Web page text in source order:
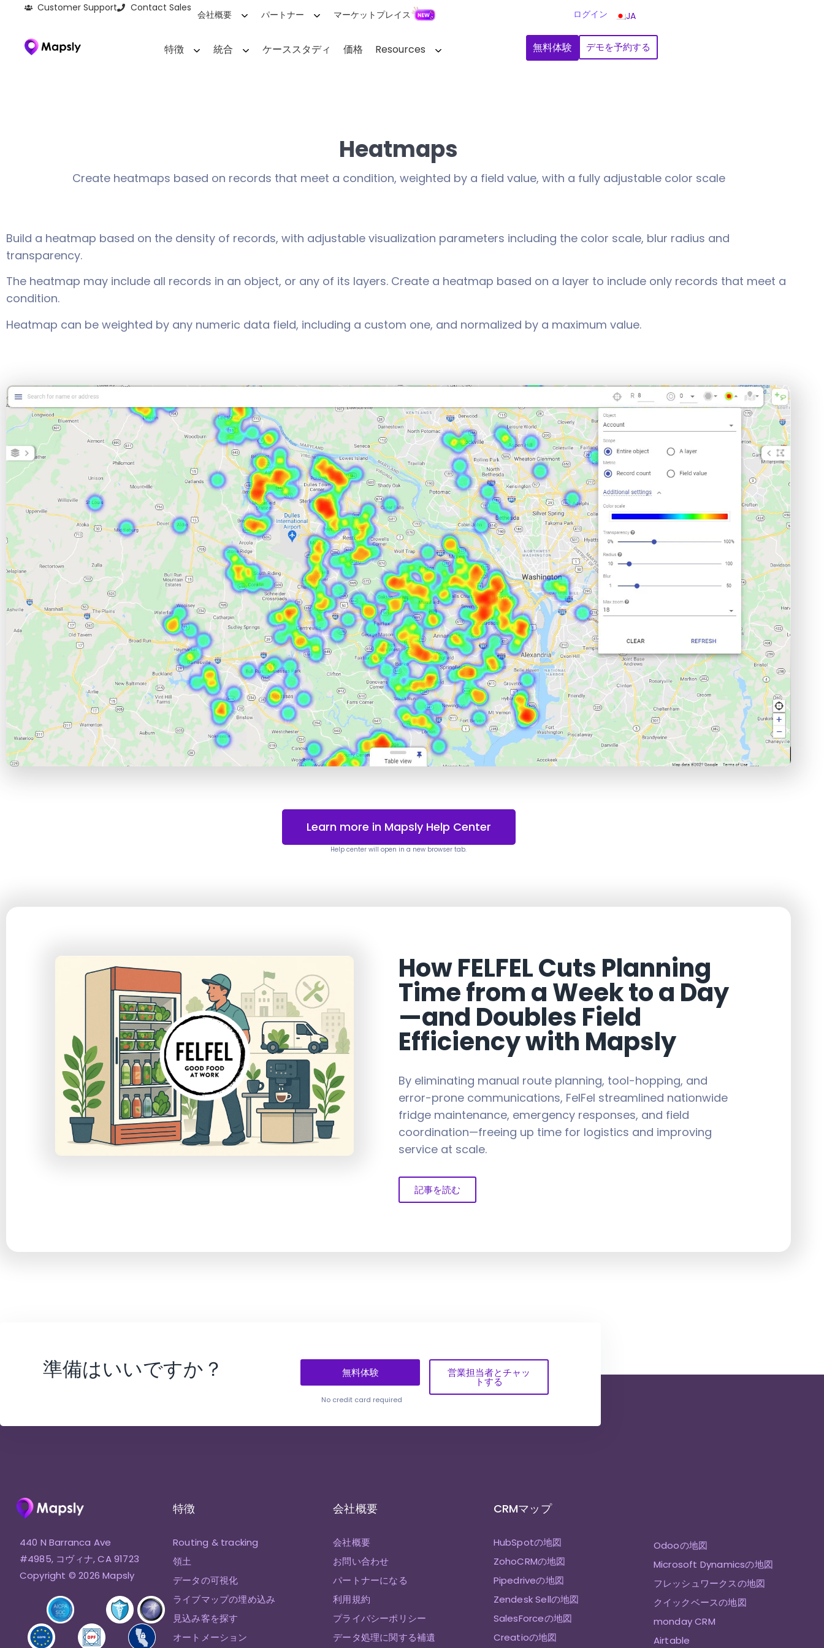
Customer Support Contact Sales
会社概要 パートナー マーケットプレイス ログイン JA
特徴 統合 ケーススタディ 価格 Resources 無料体験 デモを予約する
Heatmaps
Create heatmaps based on records that meet a condition, weighted by a field value, with a fully adjustable color scale
Build a heatmap based on the density of records, with adjustable visualization parameters including the color scale, blur radius and
transparency.
The heatmap may include all records in an object, or any of its layers. Create a heatmap based on a layer to include only records that meet a
condition.
Heatmap can be weighted by any numeric data field, including a custom one, and normalized by a maximum value.
Learn more in Mapsly Help Center
Help center will open in a new browser tab.
How FELFEL Cuts Planning
Time from a Week to a Day
—and Doubles Field
Efficiency with Mapsly
By eliminating manual route planning, tool-hopping, and
error-prone communications, FelFel streamlined nationwide
fridge maintenance, emergency responses, and field
coordination—freeing up time for logistics and improving
service at scale.
記事を読む
準備はいいですか？ 無料体験 営業担当者とチャッ
トする
No credit card required
440 N Barranca Ave
#4985, コヴィナ, CA 91723
Copyright © 2026 Mapsly
特徴
Routing & tracking
領土
データの可視化
ライブマップの埋め込み
見込み客を探す
オートメーション
会社概要
会社概要
お問い合わせ
パートナーになる
利用規約
プライバシーポリシー
データ処理に関する補遺
CRMマップ
HubSpotの地図
ZohoCRMの地図
Pipedriveの地図
Zendesk Sellの地図
SalesForceの地図
Creatioの地図
Odooの地図
Microsoft Dynamicsの地図
フレッシュワークスの地図
クイックベースの地図
monday CRM
Airtable